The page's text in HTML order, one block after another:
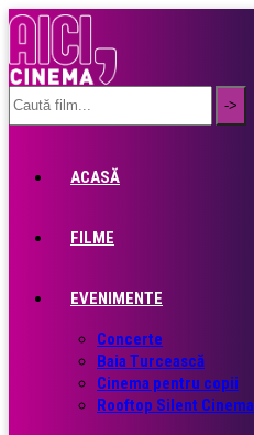
ACASĂ
FILME
EVENIMENTE
Concerte
Baia Turcească
Cinema pentru copii
Rooftop Silent Cinema